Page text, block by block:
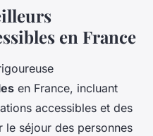
en France
en France, incluant
accessibles et des
le séjour des personnes